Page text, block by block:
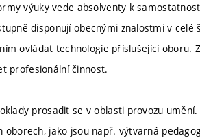
výuky vede absolventy k
disponují obecnými znalostmi v celé
ovládat technologie příslušející oboru.
profesionální činnost.
prosadit se v oblasti provozu umění.
jako jsou např. výtvarná